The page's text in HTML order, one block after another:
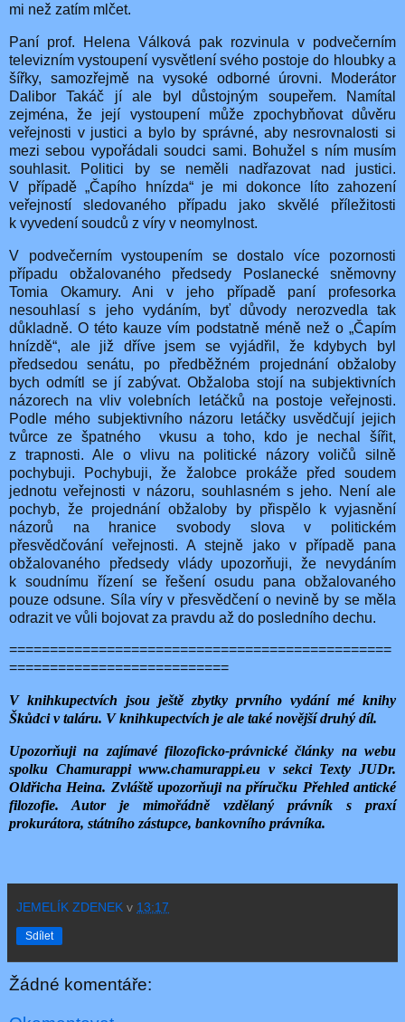
mi než zatím mlčet.
Paní prof. Helena Válková pak rozvinula v podvečerním
televizním vystoupení vysvětlení svého postoje do hloubky a
šířky, samozřejmě na vysoké odborné úrovni. Moderátor
Dalibor Takáč jí ale byl důstojným soupeřem. Namítal
zejména, že její vystoupení může zpochybňovat důvěru
veřejnosti v justici a bylo by správné, aby nesrovnalosti si
mezi sebou vypořádali soudci sami. Bohužel s ním musím
souhlasit. Politici by se neměli nadřazovat nad justici.
V případě „Čapího hnízda“ je mi dokonce líto zahození
veřejností sledovaného případu jako skvělé příležitosti
k vyvedení soudců z víry v neomylnost.
V podvečerním vystoupením se dostalo více pozornosti
případu obžalovaného předsedy Poslanecké sněmovny
Tomia Okamury. Ani v jeho případě paní profesorka
nesouhlasí s jeho vydáním, byť důvody nerozvedla tak
důkladně. O této kauze vím podstatně méně než o „Čapím
hnízdě“, ale již dříve jsem se vyjádřil, že kdybych byl
předsedou senátu, po předběžném projednání obžaloby
bych odmítl se jí zabývat. Obžaloba stojí na subjektivních
názorech na vliv volebních letáčků na postoje veřejnosti.
Podle mého subjektivního názoru letáčky usvědčují jejich
tvůrce ze špatného vkusu a toho, kdo je nechal šířit,
z trapnosti. Ale o vlivu na politické názory voličů silně
pochybuji. Pochybuji, že žalobce prokáže před soudem
jednotu veřejnosti v názoru, souhlasném s jeho. Není ale
pochyb, že projednání obžaloby by přispělo k vyjasnění
názorů na hranice svobody slova v politickém
přesvědčování veřejnosti. A stejně jako v případě pana
obžalovaného předsedy vlády upozorňuji, že nevydáním
k soudnímu řízení se řešení osudu pana obžalovaného
pouze odsune. Síla víry v přesvědčení o nevině by se měla
odrazit ve vůli bojovat za pravdu až do posledního dechu.
===============================================
===========================
V knihkupectvích jsou ještě zbytky prvního vydání mé knihy
Škůdci v taláru. V knihkupectvích je ale také novější druhý díl.
Upozorňuji na zajímavé filozoficko-právnické články na webu
spolku Chamurappi www.chamurappi.eu v sekci Texty JUDr.
Oldřicha Heina. Zvláště upozorňuji na příručku Přehled antické
filozofie. Autor je mimořádně vzdělaný právník s praxí
prokurátora, státního zástupce, bankovního právníka.
JEMELÍK ZDENEK v 13:17
Sdílet
Žádné komentáře: